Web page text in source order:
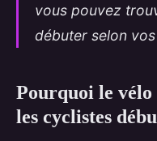
vous pouvez
débuter selon
Pourquoi le
les cyclistes